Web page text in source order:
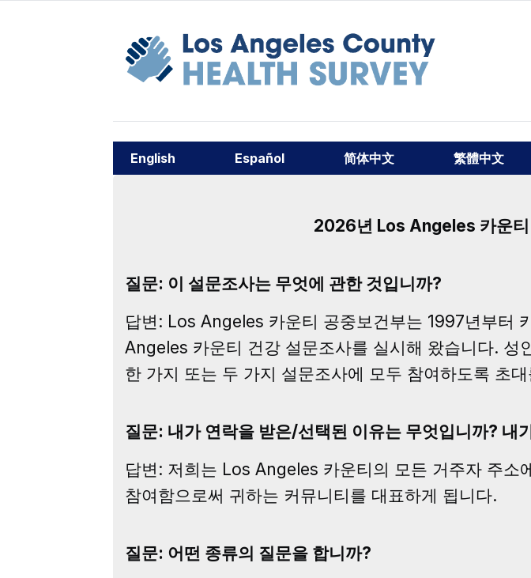
English Español 简体中文 繁體中文
2026년 Los Angeles 카운티
질문: 이 설문조사는 무엇에 관한 것입니까?
답변: Los Angeles 카운티 공중보건부는 1997년부터
Angeles 카운티 건강 설문조사를 실시해 왔습니다. 성
한 가지 또는 두 가지 설문조사에 모두 참여하도록 초
질문: 내가 연락을 받은/선택된 이유는 무엇입니까? 내
답변: 저희는 Los Angeles 카운티의 모든 거주자 주소
참여함으로써 귀하는 커뮤니티를 대표하게 됩니다.
질문: 어떤 종류의 질문을 합니까?